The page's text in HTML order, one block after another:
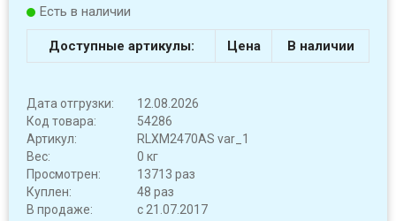
Есть в наличии
Доступные артикулы: Цена В наличии
Дата отгрузки:
12.08.2026
Код товара:
54286
Артикул:
RLXM2470AS var_1
Вес:
0 кг
Просмотрен:
13713 раз
Куплен:
48 раз
В продаже:
с 21.07.2017